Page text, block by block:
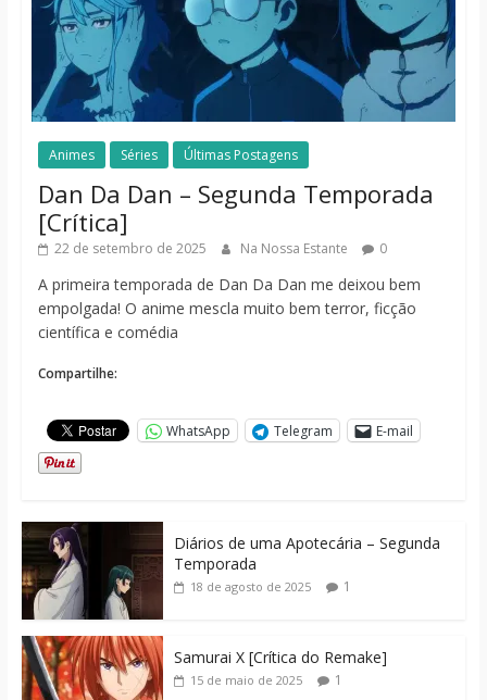
Animes Séries Últimas Postagens
Dan Da Dan – Segunda Temporada
[Crítica]
22 de setembro de 2025 Na Nossa Estante 0
A primeira temporada de Dan Da Dan me deixou bem
empolgada! O anime mescla muito bem terror, ficção
científica e comédia
Compartilhe:
WhatsApp Telegram E-mail
Diários de uma Apotecária – Segunda
Temporada
18 de agosto de 2025 1
Samurai X [Crítica do Remake]
15 de maio de 2025 1